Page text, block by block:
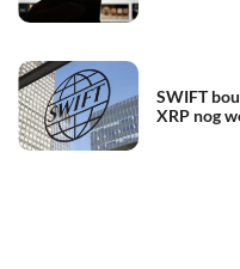
SWIFT
XRP nog